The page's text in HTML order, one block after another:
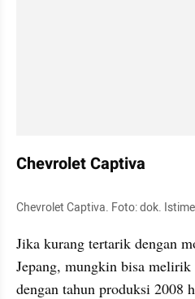
Chevrolet Captiva
Chevrolet Captiva. Foto: dok.
Jika kurang tertarik dengan
Jepang, mungkin bisa
dengan tahun produksi 2008